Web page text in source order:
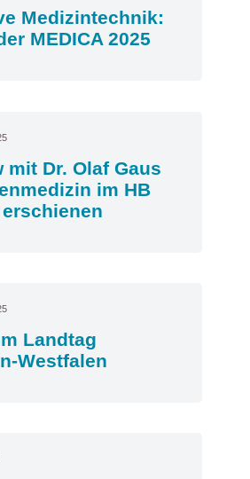
Medizintechnik:
MEDICA 2025
mit Dr. Olaf Gaus
im HB
Landtag
Westfalen